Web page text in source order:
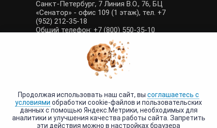
Санкт-Петербург, 7 Линия В.О., 76, БЦ
«Сенатор» - офис 109 (1 этаж), тел. +7
(952) 212-35-18
Общий телефон: +7 (800) 550-35-10
E-mail: manager@tour-poisk.com (общие
вопросы), admin@tour-poisk.com (жалобы)
Номер в Общероссийском реестре
туристических агентств: РТА 0003424
Политика конфиденциальности
Продолжая использовать наш сайт, вы соглашаетесь с
условиями обработки cookie-файлов и пользовательских
данных с помощью Яндекс.Метрики, необходимых для
аналитики и улучшения качества работы сайта. Запретить
эти действия можно в настройках браузера